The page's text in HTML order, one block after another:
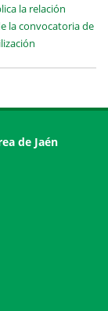
la relación
la convocatoria de
de Jaén